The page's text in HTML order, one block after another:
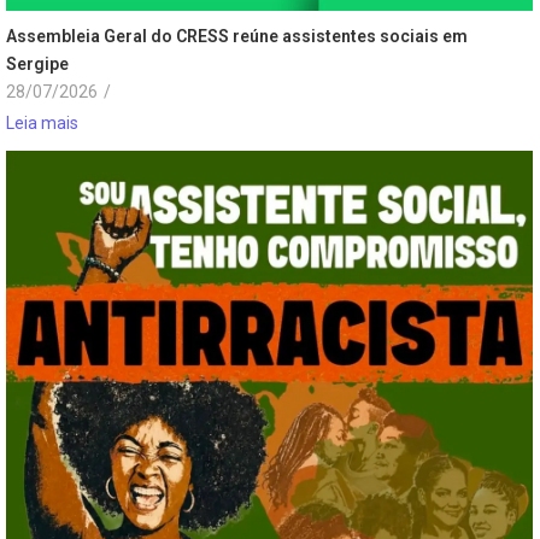
Assembleia Geral do CRESS reúne assistentes sociais em
Sergipe
28/07/2026 /
Leia mais